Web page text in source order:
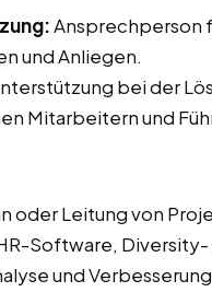
Ansprechperson
und Anliegen.
bei der
Mitarbeitern und
oder Leitung von
Software, Diversity-
und